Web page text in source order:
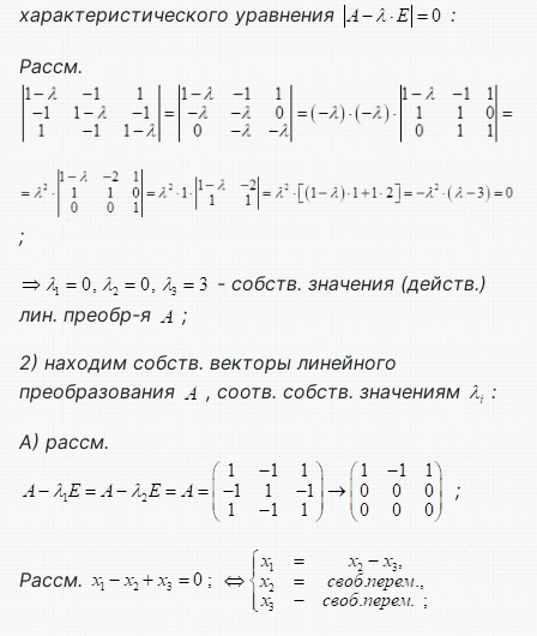
характеристического уравнения
:
Рассм.
;
- собств. значения (действ.)
лин. преобр-я
;
2) находим собств. векторы линейного
преобразования
, соотв. собств. значениям :
А) рассм.
;
Рассм.